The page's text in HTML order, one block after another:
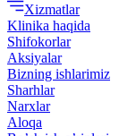
Xizmatlar
Klinika haqida
Shifokorlar
Aksiyalar
Bizning ishlarimiz
Sharhlar
Narxlar
Aloqa